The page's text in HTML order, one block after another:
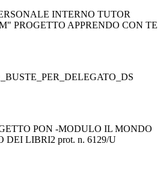
INTERNO TUTOR
PROGETTO APPRENDO CON TE
PON -MODULO IL MONDO
DEI LIBRI2 prot. n. 6129/U